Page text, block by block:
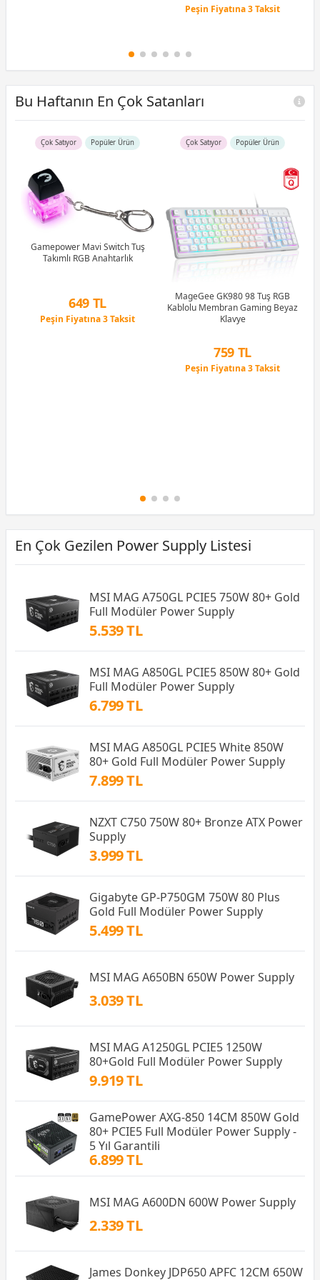
Peşin Fiyatına 3 Taksit
Bu Haftanın En Çok Satanları
Çok Satıyor Popüler Ürün
Gamepower Mavi Switch Tuş
Takımlı RGB Anahtarlık
649 TL
Peşin Fiyatına 3 Taksit
Çok Satıyor Popüler Ürün
MageGee GK980 98 Tuş RGB
Kablolu Membran Gaming Beyaz
Klavye
759 TL
Peşin Fiyatına 3 Taksit
En Çok Gezilen Power Supply Listesi
MSI MAG A750GL PCIE5 750W 80+ Gold
Full Modüler Power Supply
5.539 TL
MSI MAG A850GL PCIE5 850W 80+ Gold
Full Modüler Power Supply
6.799 TL
MSI MAG A850GL PCIE5 White 850W
80+ Gold Full Modüler Power Supply
7.899 TL
NZXT C750 750W 80+ Bronze ATX Power
Supply
3.999 TL
Gigabyte GP-P750GM 750W 80 Plus
Gold Full Modüler Power Supply
5.499 TL
MSI MAG A650BN 650W Power Supply
3.039 TL
MSI MAG A1250GL PCIE5 1250W
80+Gold Full Modüler Power Supply
9.919 TL
GamePower AXG-850 14CM 850W Gold
80+ PCIE5 Full Modüler Power Supply -
5 Yıl Garantili
6.899 TL
MSI MAG A600DN 600W Power Supply
2.339 TL
James Donkey JDP650 APFC 12CM 650W